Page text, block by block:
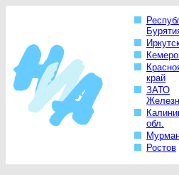
край
ЗАТО
обл.
Ростов